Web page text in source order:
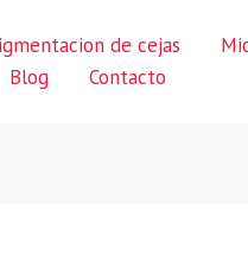
de cejas
Blog Contacto